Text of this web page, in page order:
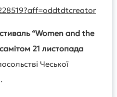
“Women and the
самітом 21 листопада
Чеської